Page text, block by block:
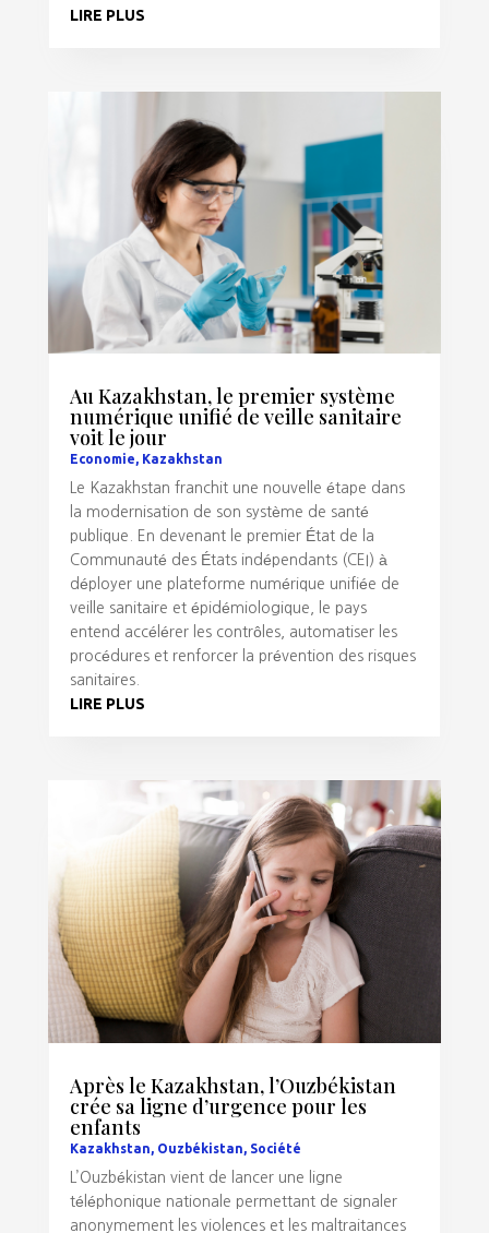
LIRE PLUS
Au Kazakhstan, le premier système
numérique unifié de veille sanitaire
voit le jour
Economie, Kazakhstan
Le Kazakhstan franchit une nouvelle étape dans
la modernisation de son système de santé
publique. En devenant le premier État de la
Communauté des États indépendants (CEI) à
déployer une plateforme numérique unifiée de
veille sanitaire et épidémiologique, le pays
entend accélérer les contrôles, automatiser les
procédures et renforcer la prévention des risques
sanitaires.
LIRE PLUS
Après le Kazakhstan, l’Ouzbékistan
crée sa ligne d’urgence pour les
enfants
Kazakhstan, Ouzbékistan, Société
L’Ouzbékistan vient de lancer une ligne
téléphonique nationale permettant de signaler
anonymement les violences et les maltraitances